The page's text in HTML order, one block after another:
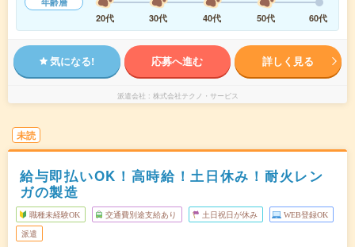
20代
30代 40代 50代 60代
気になる! 応募へ進む 詳しく見る
派遣会社 株式会社テクノ・サービス
未読
給与即払いOK！高時給！土日休み！耐火レン
ガの製造
職種未経験OK 交通費別途支給あり 土日祝日が休み WEB登録OK
派遣